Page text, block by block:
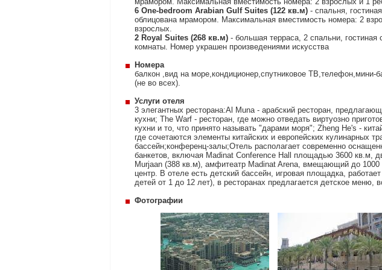
6 One-bedroom Arabian Gulf Suites (122 кв.м) - спальня,
облицована мрамором. Максимальная вместимость номера: 2
взрослых.
2 Royal Suites (268 кв.м) - большая терраса, 2 спальни,
комнаты. Номер украшен произведениями искусства
Номера
балкон ,вид на море,кондиционер,спутниковое ТВ,телефон,мини-
(не во всех).
Услуги отеля
3 элегантных ресторана:Al Muna - арабский ресторан,
кухни; The Warf - ресторан, где можно отведать виртуозно
кухни и то, что принято называть "дарами моря"; Zheng He's -
где сочетаются элементы китайских и европейских кулинарных
бассейн;конференц-залы;Отель располагает современно
банкетов, включая Madinat Conference Hall площадью 3600 кв.м,
Murjaan (388 кв.м), амфитеатр Madinat Arena, вмещающий до 1000
центр. В отеле есть детский бассейн, игровая площадка,
детей от 1 до 12 лет), в ресторанах предлагается детское меню,
Фотографии